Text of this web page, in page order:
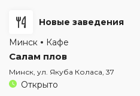
Новые заведения
Минск
Кафе
Салам плов
Минск, ул. Якуба Коласа, 37
Открыто